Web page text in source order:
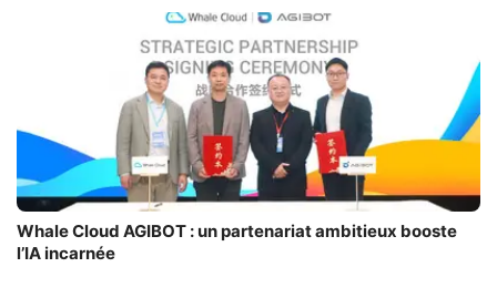
Whale Cloud AGIBOT : un partenariat ambitieux booste
l’IA incarnée